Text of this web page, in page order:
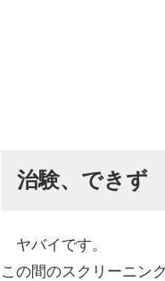
治験、できず
ヤバイです。
この間のスクリーニン